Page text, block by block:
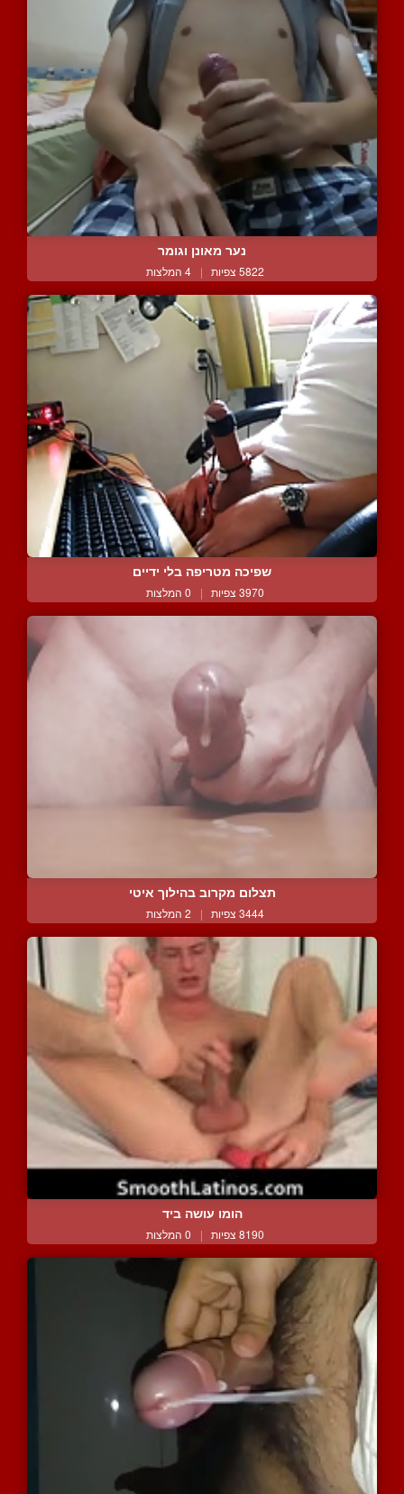
נער מאונן וגומר
5822 צפיות | 4 המלצות
שפיכה מטריפה בלי ידיים
3970 צפיות | 0 המלצות
תצלום מקרוב בהילוך איטי
3444 צפיות | 2 המלצות
הומו עושה ביד
8190 צפיות | 0 המלצות